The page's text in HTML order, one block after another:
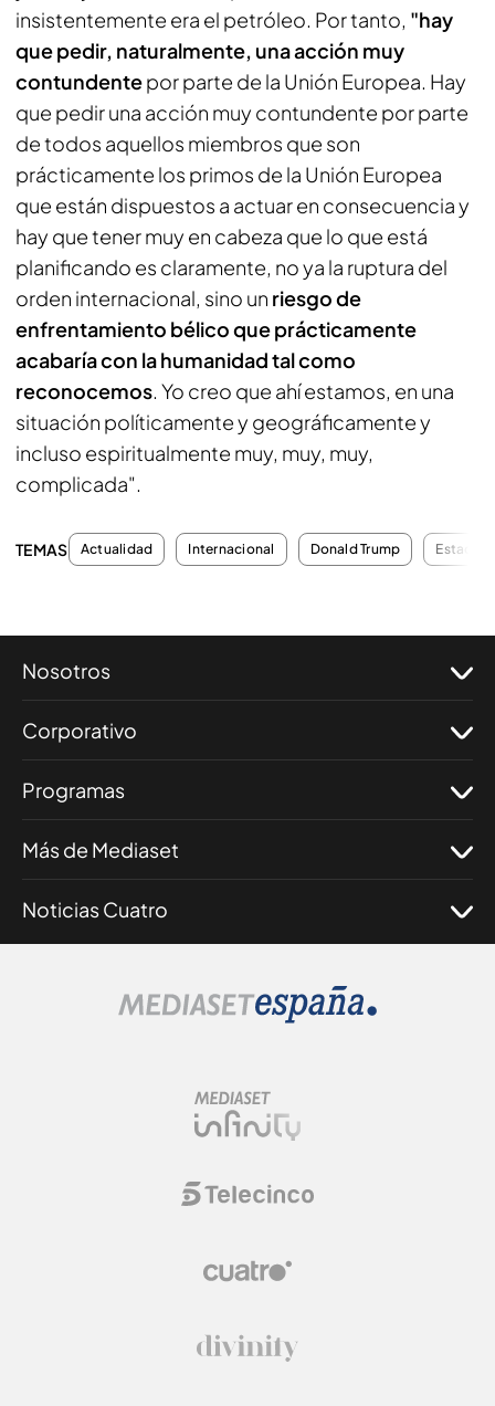
insistentemente era el petróleo. Por tanto, "hay
que pedir, naturalmente, una acción muy
contundentepor parte de la Unión Europea. Hay
que pedir una acción muy contundente por parte
de todos aquellos miembros que son
prácticamente los primos de la Unión Europea
que están dispuestos a actuar en consecuencia y
hay que tener muy en cabeza que lo que está
planificando es claramente, no ya la ruptura del
orden internacional, sino un riesgo de
enfrentamiento bélico que prácticamente
acabaría con la humanidad tal como
reconocemos. Yo creo que ahí estamos, en una
situación políticamente y geográficamente y
incluso espiritualmente muy, muy, muy,
complicada".
TEMAS Actualidad Internacional Donald Trump Estados
Nosotros
Corporativo
Programas
Más de Mediaset
Noticias Cuatro